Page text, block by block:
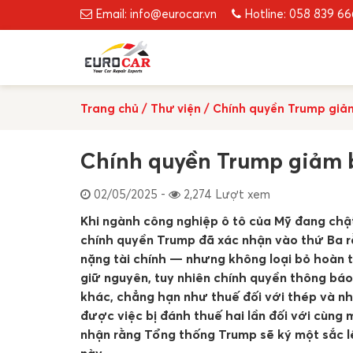
Email: info@eurocar.vn Hotline: 058 839
Trang chủ / Thư viện / Chính quyền Trump
Chính quyền Trump
02/05/2025 - 2,274 Lượt xem
Khi ngành công nghiệp ô tô của Mỹ đang
chính quyền Trump đã xác nhận vào thứ
nặng tài chính — nhưng không loại bỏ hoàn
giữ nguyên, tuy nhiên chính quyền thông
khác, chẳng hạn như thuế đối với thép và
được việc bị đánh thuế hai lần đối với cùng
nhận rằng Tổng thống Trump sẽ ký một